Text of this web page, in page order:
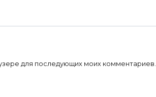
для последующих моих комментариев.